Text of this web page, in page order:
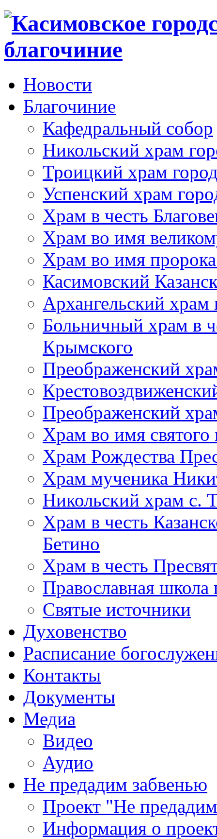
Новости
Благочиние
Кафедральный собор
Никольский храм
Троицкий храм
Успенский храм
Храм в честь
Храм во имя
Храм во имя
Касимовский
Архангельский храм
Больничный храм в
Крымского
Преображенский
Преображенский
Храм во имя
Храм Рождества
Храм мученика
Никольский храм с.
Храм в честь
Бетино
Храм в честь
Православная школа
Святые источники
Духовенство
Расписание
Контакты
Документы
Медиа
Видео
Аудио
Не предадим забвенью
Проект "Не
Информация о